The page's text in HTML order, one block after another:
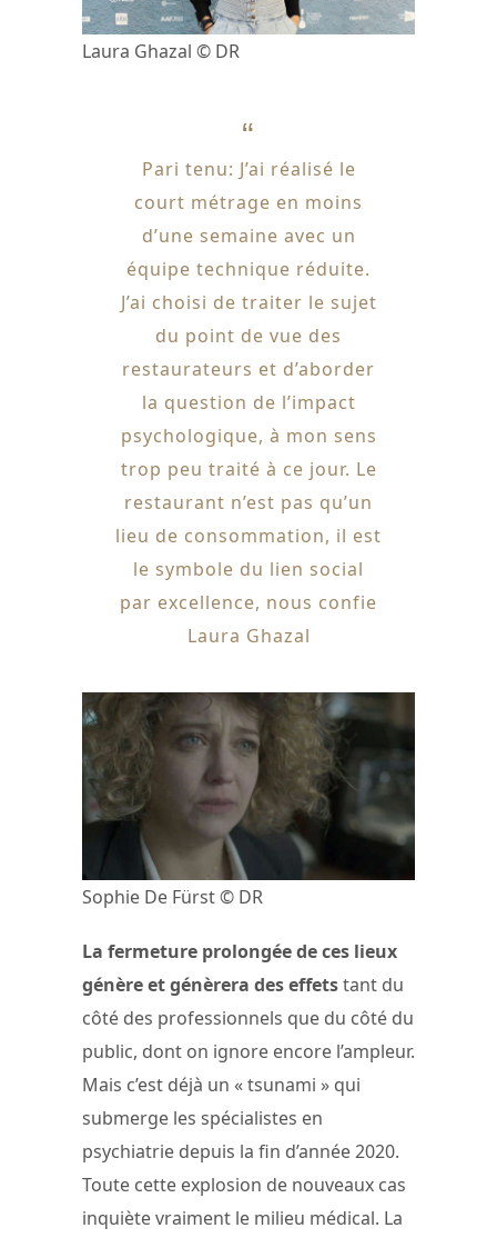
Laura Ghazal © DR
Pari tenu: J’ai réalisé le
court métrage en moins
d’une semaine avec un
équipe technique réduite.
J’ai choisi de traiter le sujet
du point de vue des
restaurateurs et d’aborder
la question de l’impact
psychologique, à mon sens
trop peu traité à ce jour. Le
restaurant n’est pas qu’un
lieu de consommation, il est
le symbole du lien social
par excellence, nous confie
Laura Ghazal
Sophie De Fürst © DR
La fermeture prolongée de ces lieux
génère et génèrera des effetstant du
côté des professionnels que du côté du
public, dont on ignore encore l’ampleur.
Mais c’est déjà un « tsunami » qui
submerge les spécialistes en
psychiatrie depuis la fin d’année 2020.
Toute cette explosion de nouveaux cas
inquiète vraiment le milieu médical. La